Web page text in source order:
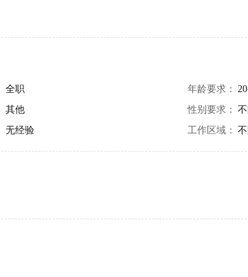
全职 年龄要求：
其他 性别要求：
无经验 工作区域：